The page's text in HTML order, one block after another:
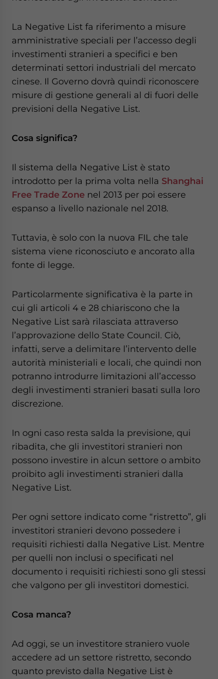
La Negative List fa riferimento a misure
amministrative speciali per l’accesso degli
investimenti stranieri a specifici e ben
determinati settori industriali del mercato
cinese. Il Governo dovrà quindi riconoscere
misure di gestione generali al di fuori delle
previsioni della Negative List.
Cosa significa?
Il sistema della Negative List è stato
introdotto per la prima volta nella Shanghai
Free Trade Zone nel 2013 per poi essere
espanso a livello nazionale nel 2018.
Tuttavia, è solo con la nuova FIL che tale
sistema viene riconosciuto e ancorato alla
fonte di legge.
Particolarmente significativa è la parte in
cui gli articoli 4 e 28 chiariscono che la
Negative List sarà rilasciata attraverso
l’approvazione dello State Council. Ciò,
infatti, serve a delimitare l’intervento delle
autorità ministeriali e locali, che quindi non
potranno introdurre limitazioni all’accesso
degli investimenti stranieri basati sulla loro
discrezione.
In ogni caso resta salda la previsione, qui
ribadita, che gli investitori stranieri non
possono investire in alcun settore o ambito
proibito agli investimenti stranieri dalla
Negative List.
Per ogni settore indicato come “ristretto”, gli
investitori stranieri devono possedere i
requisiti richiesti dalla Negative List. Mentre
per quelli non inclusi o specificati nel
documento i requisiti richiesti sono gli stessi
che valgono per gli investitori domestici.
Cosa manca?
Ad oggi, se un investitore straniero vuole
accedere ad un settore ristretto, secondo
quanto previsto dalla Negative List è